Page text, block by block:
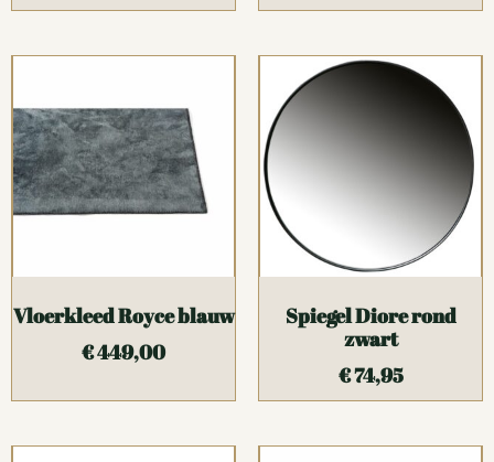
Vloerkleed Royce blauw
€449,00
Spiegel Diore rond
zwart
€74,95